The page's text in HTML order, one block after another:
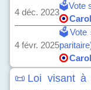
4 déc. 2023
🗳️Vote
4 févr. 2025
🗳️Vote
📜Loi visant à